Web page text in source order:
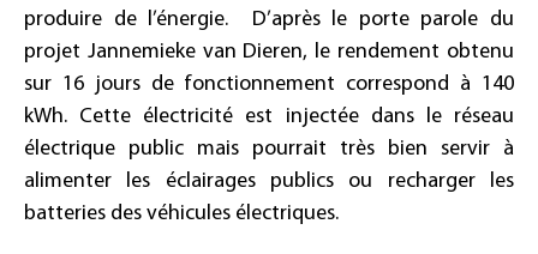
produire de l’énergie. D’après le porte parole du
projet Jannemieke van Dieren, le rendement obtenu
sur 16 jours de fonctionnement correspond à 140
kWh. Cette électricité est injectée dans le réseau
électrique public mais pourrait très bien servir à
alimenter les éclairages publics ou recharger les
batteries des véhicules électriques.